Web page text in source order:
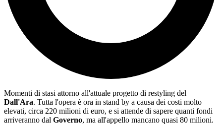
Momenti di stasi attorno all'attuale progetto di restyling del
Dall'Ara. Tutta l'opera è ora in stand by a causa dei costi molto
elevati, circa 220 milioni di euro, e si attende di sapere quanti fondi
arriveranno dal Governo, ma all'appello mancano quasi 80 milioni.